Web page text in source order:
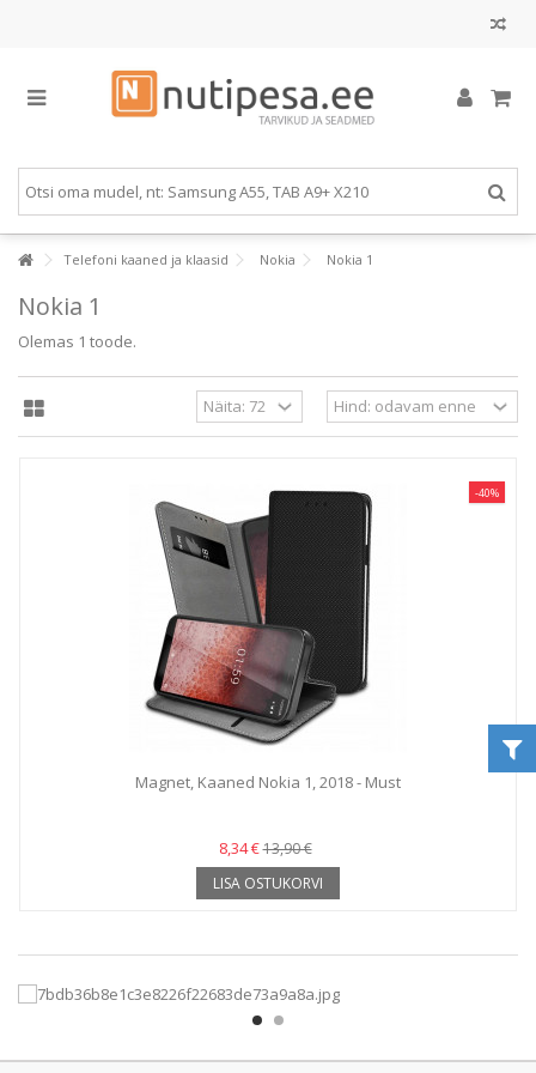
Telefoni kaaned ja klaasid Nokia Nokia 1
Nokia 1
Olemas 1 toode.
-40%
Magnet, Kaaned Nokia 1, 2018 - Must
8,34 €13,90 €
LISA OSTUKORVI